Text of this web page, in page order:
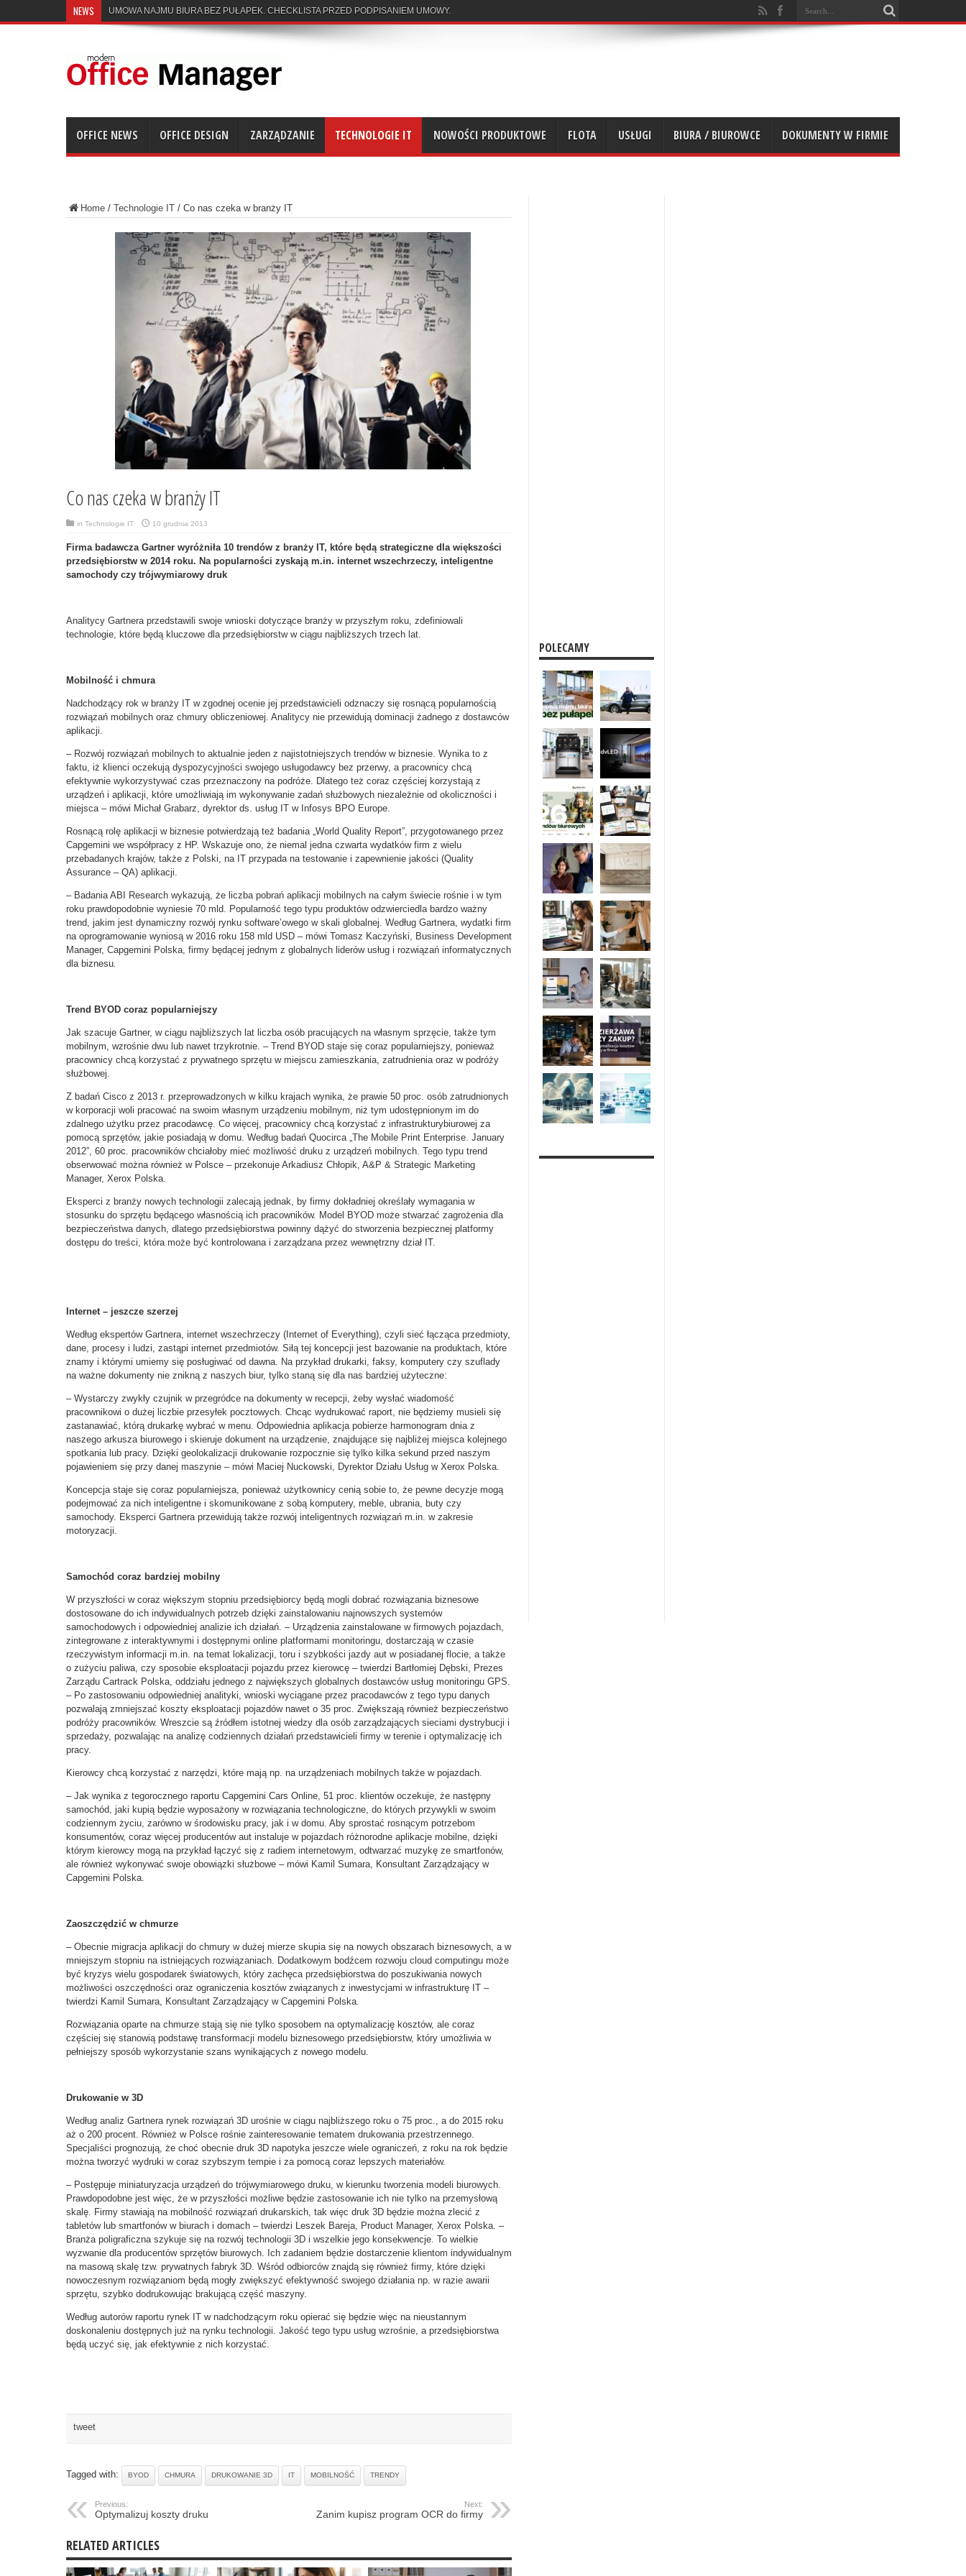
NEWS UMOWA NAJMU BIURA BEZ PUŁAPEK. CHECKLISTA PRZED PODPISANIEM UMOWY.
OFFICE NEWS OFFICE DESIGN ZARZĄDZANIE TECHNOLOGIE IT NOWOŚCI PRODUKTOWE FLOTA USŁUGI BIURA / BIUROWCE DOKUMENTY W FIRMIE
Home / Technologie IT / Co nas czeka w branży IT
Co nas czeka w branży IT
in Technologie IT 10 grudnia 2013
Firma badawcza Gartner wyróżniła 10 trendów z branży IT, które będą strategiczne dla większości
przedsiębiorstw w 2014 roku. Na popularności zyskają m.in. internet wszechrzeczy, inteligentne
samochody czy trójwymiarowy druk
Analitycy Gartnera przedstawili swoje wnioski dotyczące branży w przyszłym roku, zdefiniowali
technologie, które będą kluczowe dla przedsiębiorstw w ciągu najbliższych trzech lat.
Mobilność i chmura
Nadchodzący rok w branży IT w zgodnej ocenie jej przedstawicieli odznaczy się rosnącą popularnością
rozwiązań mobilnych oraz chmury obliczeniowej. Analitycy nie przewidują dominacji żadnego z dostawców
aplikacji.
– Rozwój rozwiązań mobilnych to aktualnie jeden z najistotniejszych trendów w biznesie. Wynika to z
faktu, iż klienci oczekują dyspozycyjności swojego usługodawcy bez przerwy, a pracownicy chcą
efektywnie wykorzystywać czas przeznaczony na podróże. Dlatego też coraz częściej korzystają z
urządzeń i aplikacji, które umożliwiają im wykonywanie zadań służbowych niezależnie od okoliczności i
miejsca–mówi Michał Grabarz, dyrektor ds. usług IT w Infosys BPO Europe.
­­­­Rosnącą rolę aplikacji w biznesie potwierdzają też badania „World Quality Report”, przygotowanego przez
Capgemini we współpracy z HP. Wskazuje ono, że niemal jedna czwarta wydatków firm z wielu
przebadanych krajów, także z Polski, na IT przypada na testowanie i zapewnienie jakości (Quality
Assurance – QA) aplikacji.
– Badania ABI Research wykazują, że liczba pobrań aplikacji mobilnych na całym świecie rośnie i w tym
roku prawdopodobnie wyniesie 70 mld. Popularność tego typu produktów odzwierciedla bardzo ważny
trend, jakim jest dynamiczny rozwój rynku software’owego w skali globalnej. Według Gartnera, wydatki firm
na oprogramowanie wyniosą w 2016 roku 158 mld USD – mówi Tomasz Kaczyński, Business Development
Manager, Capgemini Polska, firmy będącej jednym z globalnych liderów usług i rozwiązań informatycznych
dla biznesu.
Trend BYOD coraz popularniejszy
Jak szacuje Gartner, w ciągu najbliższych lat liczba osób pracujących na własnym sprzęcie, także tym
mobilnym, wzrośnie dwu lub nawet trzykrotnie. – Trend BYOD staje się coraz popularniejszy, ponieważ
pracownicy chcą korzystać z prywatnego sprzętu w miejscu zamieszkania, zatrudnienia oraz w podróży
służbowej.
Z badań Cisco z 2013 r. przeprowadzonych w kilku krajach wynika, że prawie 50 proc. osób zatrudnionych
w korporacji woli pracować na swoim własnym urządzeniu mobilnym, niż tym udostępnionym im do
zdalnego użytku przez pracodawcę. Co więcej, pracownicy chcą korzystać z infrastrukturybiurowej za
pomocą sprzętów, jakie posiadają w domu. Według badań Quocirca „The Mobile Print Enterprise. January
2012”, 60 proc. pracowników chciałoby mieć możliwość druku z urządzeń mobilnych. Tego typu trend
obserwować można również w Polsce – przekonuje Arkadiusz Chłopik, A&P & Strategic Marketing
Manager, Xerox Polska.
Eksperci z branży nowych technologii zalecają jednak, by firmy dokładniej określały wymagania w
stosunku do sprzętu będącego własnością ich pracowników. Model BYOD może stwarzać zagrożenia dla
bezpieczeństwa danych, dlatego przedsiębiorstwa powinny dążyć do stworzenia bezpiecznej platformy
dostępu do treści, która może być kontrolowana i zarządzana przez wewnętrzny dział IT.
Internet – jeszcze szerzej
Według ekspertów Gartnera, internet wszechrzeczy (Internet of Everything), czyli sieć łącząca przedmioty,
dane, procesy i ludzi, zastąpi internet przedmiotów. Siłą tej koncepcji jest bazowanie na produktach, które
znamy i którymi umiemy się posługiwać od dawna. Na przykład drukarki, faksy, komputery czy szuflady
na ważne dokumenty nie znikną z naszych biur, tylko staną się dla nas bardziej użyteczne:
– Wystarczy zwykły czujnik w przegródce na dokumenty w recepcji, żeby wysłać wiadomość
pracownikowi o dużej liczbie przesyłek pocztowych. Chcąc wydrukować raport, nie będziemy musieli się
zastanawiać, którą drukarkę wybrać w menu. Odpowiednia aplikacja pobierze harmonogram dnia z
naszego arkusza biurowego i skieruje dokument na urządzenie, znajdujące się najbliżej miejsca kolejnego
spotkania lub pracy. Dzięki geolokalizacji drukowanie rozpocznie się tylko kilka sekund przed naszym
pojawieniem się przy danej maszynie – mówi Maciej Nuckowski, Dyrektor Działu Usług w Xerox Polska.
Koncepcja staje się coraz popularniejsza, ponieważ użytkownicy cenią sobie to, że pewne decyzje mogą
podejmować za nich inteligentne i skomunikowane z sobą komputery, meble, ubrania, buty czy
samochody. Eksperci Gartnera przewidują także rozwój inteligentnych rozwiązań m.in. w zakresie
motoryzacji.
Samochód coraz bardziej mobilny
W przyszłości w coraz większym stopniu przedsiębiorcy będą mogli dobrać rozwiązania biznesowe
dostosowane do ich indywidualnych potrzeb dzięki zainstalowaniu najnowszych systemów
samochodowych i odpowiedniej analizie ich działań. – Urządzenia zainstalowane w firmowych pojazdach,
zintegrowane z interaktywnymi i dostępnymi online platformami monitoringu, dostarczają w czasie
rzeczywistym informacji m.in. na temat lokalizacji, toru i szybkości jazdy aut w posiadanej flocie, a także
o zużyciu paliwa, czy sposobie eksploatacji pojazdu przez kierowcę – twierdzi Bartłomiej Dębski, Prezes
Zarządu Cartrack Polska, oddziału jednego z największych globalnych dostawców usług monitoringu GPS.
– Po zastosowaniu odpowiedniej analityki, wnioski wyciągane przez pracodawców z tego typu danych
pozwalają zmniejszać koszty eksploatacji pojazdów nawet o 35 proc. Zwiększają również bezpieczeństwo
podróży pracowników. Wreszcie są źródłem istotnej wiedzy dla osób zarządzających sieciami dystrybucji i
sprzedaży, pozwalając na analizę codziennych działań przedstawicieli firmy w terenie i optymalizację ich
pracy.
Kierowcy chcą korzystać z narzędzi, które mają np. na urządzeniach mobilnych także w pojazdach.
– Jak wynika z tegorocznego raportu Capgemini Cars Online, 51 proc. klientów oczekuje, że następny
samochód, jaki kupią będzie wyposażony w rozwiązania technologiczne, do których przywykli w swoim
codziennym życiu, zarówno w środowisku pracy, jak i w domu. Aby sprostać rosnącym potrzebom
konsumentów, coraz więcej producentów aut instaluje w pojazdach różnorodne aplikacje mobilne, dzięki
którym kierowcy mogą na przykład łączyć się z radiem internetowym, odtwarzać muzykę ze smartfonów,
ale również wykonywać swoje obowiązki służbowe – mówi Kamil Sumara, Konsultant Zarządzający w
Capgemini Polska.
Zaoszczędzić w chmurze
– Obecnie migracja aplikacji do chmury w dużej mierze skupia się na nowych obszarach biznesowych, a w
mniejszym stopniu na istniejących rozwiązaniach. Dodatkowym bodźcem rozwoju cloud computingu może
być kryzys wielu gospodarek światowych, który zachęca przedsiębiorstwa do poszukiwania nowych
możliwości oszczędności oraz ograniczenia kosztów związanych z inwestycjami w infrastrukturę IT –
twierdzi Kamil Sumara, Konsultant Zarządzający w Capgemini Polska.
Rozwiązania oparte na chmurze stają się nie tylko sposobem na optymalizację kosztów, ale coraz
częściej się stanowią podstawę transformacji modelu biznesowego przedsiębiorstw, który umożliwia w
pełniejszy sposób wykorzystanie szans wynikających z nowego modelu.
Drukowanie w 3D
Według analiz Gartnera rynek rozwiązań 3D urośnie w ciągu najbliższego roku o 75 proc., a do 2015 roku
aż o 200 procent. Również w Polsce rośnie zainteresowanie tematem drukowania przestrzennego.
Specjaliści prognozują, że choć obecnie druk 3D napotyka jeszcze wiele ograniczeń, z roku na rok będzie
można tworzyć wydruki w coraz szybszym tempie i za pomocą coraz lepszych materiałów.
– Postępuje miniaturyzacja urządzeń do trójwymiarowego druku, w kierunku tworzenia modeli biurowych.
Prawdopodobne jest więc, że w przyszłości możliwe będzie zastosowanie ich nie tylko na przemysłową
skalę. Firmy stawiają na mobilność rozwiązań drukarskich, tak więc druk 3D będzie można zlecić z
tabletów lub smartfonów w biurach i domach – twierdzi Leszek Bareja, Product Manager, Xerox Polska. –
Branża poligraficzna szykuje się na rozwój technologii 3D i wszelkie jego konsekwencje. To wielkie
wyzwanie dla producentów sprzętów biurowych. Ich zadaniem będzie dostarczenie klientom indywidualnym
na masową skalę tzw. prywatnych fabryk 3D. Wśród odbiorców znajdą się również firmy, które dzięki
nowoczesnym rozwiązaniom będą mogły zwiększyć efektywność swojego działania np. w razie awarii
sprzętu, szybko dodrukowując brakującą część maszyny.
Według autorów raportu rynek IT w nadchodzącym roku opierać się będzie więc na nieustannym
doskonaleniu dostępnych już na rynku technologii. Jakość tego typu usług wzrośnie, a przedsiębiorstwa
będą uczyć się, jak efektywnie z nich korzystać.
tweet
Tagged with: BYOD CHMURA DRUKOWANIE 3D IT MOBILNOŚĆ TRENDY
Previous:
Optymalizuj koszty druku
Next:
Zanim kupisz program OCR do firmy
RELATED ARTICLES
POLECAMY